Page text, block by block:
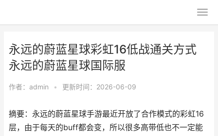
永远的蔚蓝星球彩虹16低战通关方式
永远的蔚蓝星球国际服
作者： admin • 更新时间：2026-06-09
摘要：永远的蔚蓝星球手游最近开放了合作模式的彩虹16
层，由于每天的buff都会变，所以很多高带低也不一定能